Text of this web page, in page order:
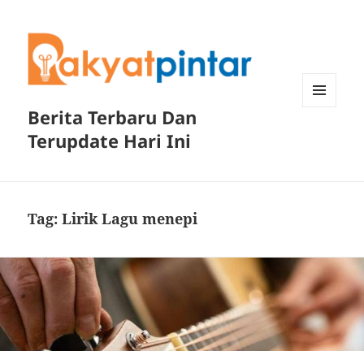
Berita Terbaru Dan
Terupdate Hari Ini
Tag:Lirik Lagu menepi